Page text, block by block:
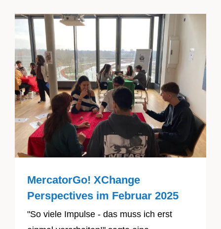
MercatorGo! XChange
Perspectives im Februar 2025
"So viele Impulse - das muss ich erst